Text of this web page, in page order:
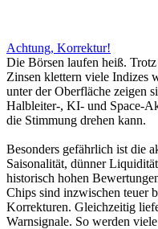
Achtung, Korrektur!
Die Börsen laufen heiß.
Zinsen klettern viele Indizes
unter der Oberfläche zeigen
Halbleiter-, KI- und Space-
die Stimmung drehen kann.
Besonders gefährlich ist die
Saisonalität, dünner
historisch hohen
Chips sind inzwischen teuer
Korrekturen. Gleichzeitig
Warnsignale. So werden